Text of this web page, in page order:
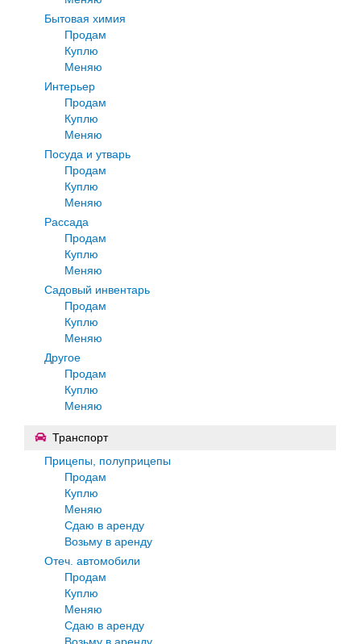
Бытовая химия
Продам
Куплю
Меняю
Интерьер
Продам
Куплю
Меняю
Посуда и утварь
Продам
Куплю
Меняю
Рассада
Продам
Куплю
Меняю
Садовый инвентарь
Продам
Куплю
Меняю
Другое
Продам
Куплю
Меняю
Транспорт
Прицепы, полуприцепы
Продам
Куплю
Меняю
Сдаю в аренду
Возьму в аренду
Отеч. автомобили
Продам
Куплю
Меняю
Сдаю в аренду
Возьму в аренду